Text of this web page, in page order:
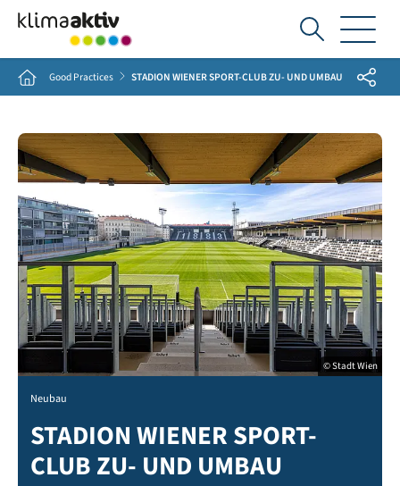
Ich
suche...
Home Good Practices STADION WIENER SPORT-CLUB ZU- UND UMBAU Share
© Stadt Wien
Neubau
STADION WIENER SPORT-
CLUB ZU- UND UMBAU